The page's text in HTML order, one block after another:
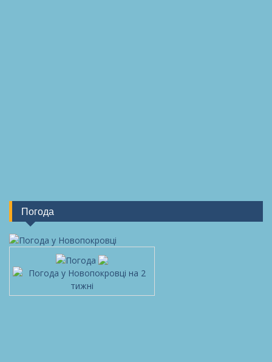
Погода